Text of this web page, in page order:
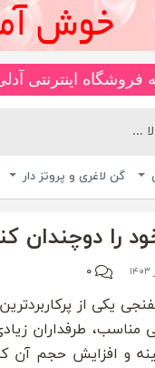
خوش آمدید ***🚚*** انواع مایو های ضد کلر
گن لاغری و پروتز دار
را دوچندان
۰
یکی از
مناسب، طرفداران
و افزایش حجم آن